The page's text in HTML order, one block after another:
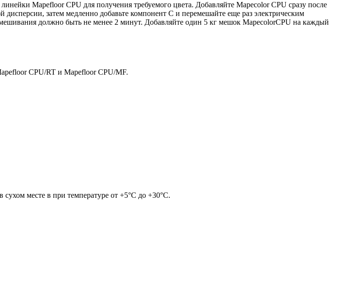
Mapefloor CPU для получения требуемого цвета. Добавляйте Mapecolor CPU сразу после
затем медленно добавьте компонент С и перемешайте еще раз электрическим
должно быть не менее 2 минут. Добавляйте один 5 кг мешок MapecolorCPU на каждый
CPU/RT и Mapefloor CPU/MF.
месте в при температуре от +5°C до +30°C.